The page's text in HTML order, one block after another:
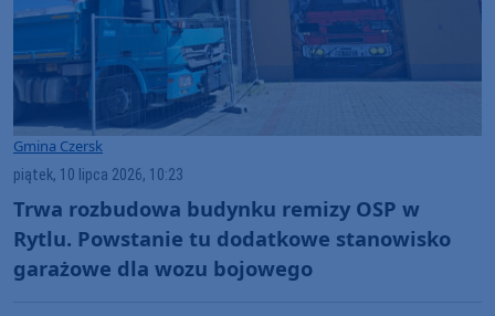
Gmina Czersk
piątek, 10 lipca 2026, 10:23
Trwa rozbudowa budynku remizy OSP w
Rytlu. Powstanie tu dodatkowe stanowisko
garażowe dla wozu bojowego